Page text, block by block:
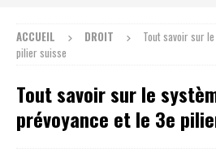
ACCUEIL DROIT
Tout savoir sur
pilier suisse
Tout savoir sur le
prévoyance et le 3e